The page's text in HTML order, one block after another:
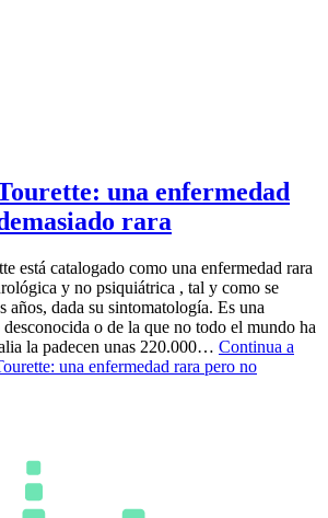
una enfermedad
rara
está catalogado como una enfermedad rara
y no psiquiátrica , tal y como se
años, dada su sintomatología. Es una
o de la que no todo el mundo ha
la padecen unas 220.000… Continua a
una enfermedad rara pero no